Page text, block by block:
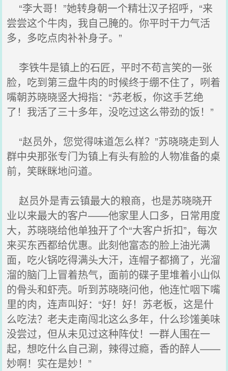
“李大哥！”她转身朝一个精壮汉子招呼，“来
尝尝这个牛肉，我自己腌的。你平时干力气活
多，多吃点肉补补身子。”
李铁牛是镇上的石匠，平时不苟言笑的一张
脸，吃到第三盘牛肉的时候终于绷不住了，咧着
嘴朝苏晓晓竖大拇指：“苏老板，你这手艺绝
了！我活了三十多年，没吃过这么带劲的饭！”
“赵员外，您觉得味道怎么样？”苏晓晓走到人
群中央那张专门为镇上有头有脸的人物准备的桌
前，笑眯眯地问道。
赵员外是青云镇最大的粮商，也是苏晓晓开
业以来最大的客户——他家里人口多，日常用度
大，苏晓晓给他单独开了个“大客户折扣”，每次
来买东西都给优惠。此刻他富态的脸上油光满
面，吃火锅吃得满头大汗，连帽子都摘了，光溜
溜的脑门上冒着热气，面前的碟子里堆着小山似
的骨头和虾壳。听到苏晓晓问他，他连忙咽下嘴
里的肉，连声叫好：“好！好！苏老板，这是什
么吃法？老夫走南闯北这么多年，什么珍馐美味
没尝过，但从未见过这种阵仗！一群人围在一
起，想吃什么自己涮，辣得过瘾，香的醉人——
妙啊！实在是妙！”